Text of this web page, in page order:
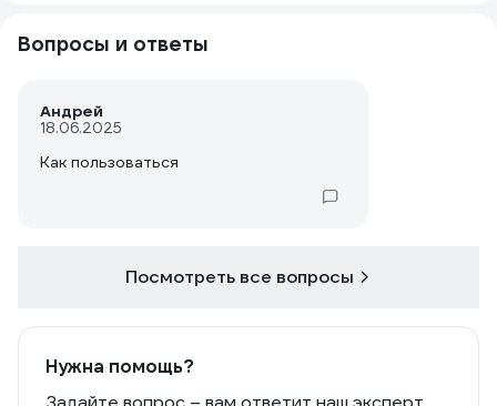
Вопросы и ответы
Андрей
18.06.2025
Как пользоваться
Посмотреть все вопросы
Нужна помощь?